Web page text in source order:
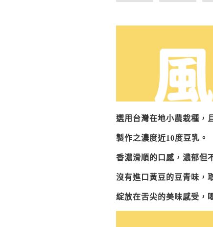
選用台灣在地小農栽種，
製作之濃度近10度豆乳。
香濃滑順的口感，濃郁但
沒有進口黃豆的豆青味，
綻放在舌尖的美味感受，